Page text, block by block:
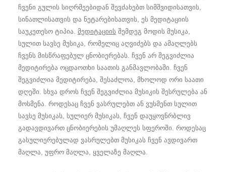
ჩვენი გულის სიღრმეებიდან შევძახებთ სიმშვიდისათვის,
სინათლისათვის და ნეტარებისათვის, ეს მედიტაციის
საუკეთესო ტიპია. მედიტაციის შემდეგ მოდის მუსიკა,
სულით სავსე მუსიკა, რომელიც აღვიძებს და ამაღლებს
ჩვენს მისწრაფებულ ცნობიერებას. ჩვენ არ შეგვიძლია
მედიტირება ოცდაოთხი საათის განმავლობაში. ჩვენ
შეგვიძლია მედიტირება, შესაძლოა, მხოლოდ ორი საათი
დღეში. სხვა დროს ჩვენ შეგვიძლია მუსიკის შესრულება ან
მოსმენა. როდესაც ჩვენ ვასრულებთ ან ვუსმენთ სულით
სავსე მუსიკას, სულიერ მუსიკას, ჩვენ დაუყოვნრბლივ
გადავდივართ ცნობიერების უმაღლეს სფეროში. როდესაც
გასულიერებულად ვასრულებთ მუსიკას ჩვენ ავდივართ
მაღლა, უფრო მაღლა, ყველაზე მაღლა.